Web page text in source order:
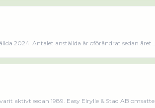
2024. Antalet anställda är oförändrat sedan året
aktivt sedan 1989. Easy Elrylle & Städ AB omsatte